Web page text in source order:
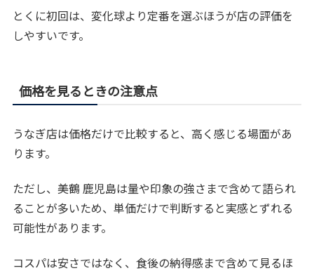
とくに初回は、変化球より定番を選ぶほうが店の評価を
しやすいです。
価格を見るときの注意点
うなぎ店は価格だけで比較すると、高く感じる場面があ
ります。
ただし、美鶴 鹿児島は量や印象の強さまで含めて語られ
ることが多いため、単価だけで判断すると実感とずれる
可能性があります。
コスパは安さではなく、食後の納得感まで含めて見るほ